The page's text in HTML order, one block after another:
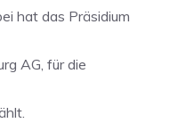
hat das Präsidium
AG, für die